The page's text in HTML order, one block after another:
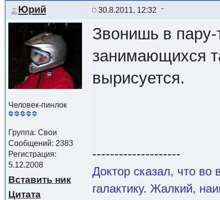
Юрий 30.8.2011, 12:32
Человек-пинлок
Группа: Свои
Сообщений: 2383
Регистрация:
5.12.2008
Вставить ник
Цитата
Звонишь в пару-
занимающихся
вырисуется.
--------------------
Доктор сказал, что
галактику. Жалкий,